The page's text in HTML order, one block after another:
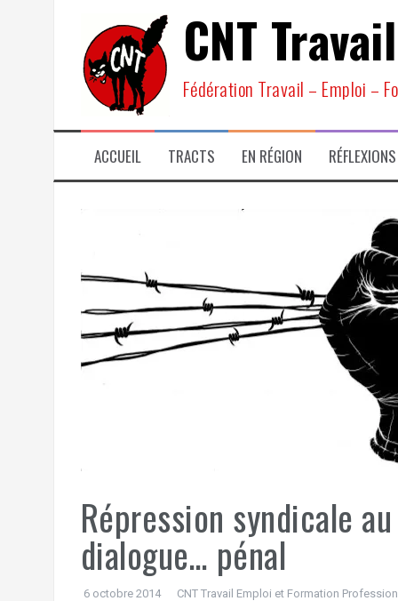
CNT
Fédération Travail – Emploi –
ACCUEIL TRACTS EN RÉGION RÉFLEXIONS
Répression syndicale
dialogue… pénal
6 octobre 2014 CNT Travail Emploi et Formation